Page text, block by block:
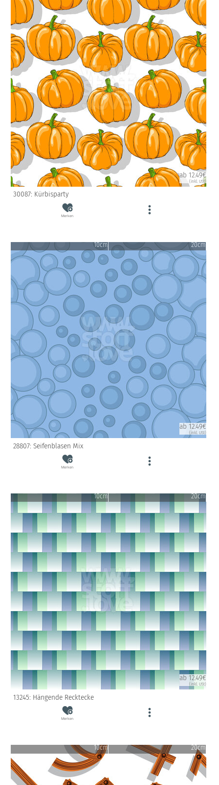
ab 12.49€
(inkl. USt)
30087: Kürbisparty
Merken
10cm 20cm
ab 12.49€
(inkl. USt)
28807: Seifenblasen Mix
Merken
10cm 20cm
ab 12.49€
(inkl. USt)
13245: Hängende Recktecke
Merken
10cm 20cm